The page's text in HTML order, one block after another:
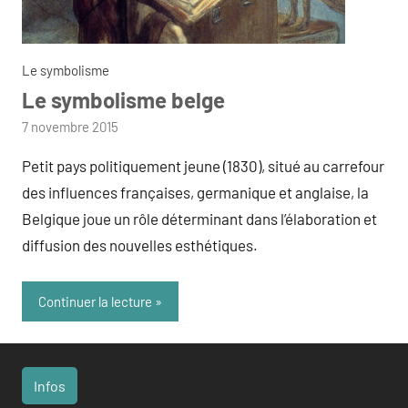
Le symbolisme
Le symbolisme belge
par
7 novembre 2015
Petit pays politiquement jeune (1830), situé au carrefour
des influences françaises, germanique et anglaise, la
Belgique joue un rôle déterminant dans l’élaboration et
diffusion des nouvelles esthétiques.
Continuer la lecture
Infos